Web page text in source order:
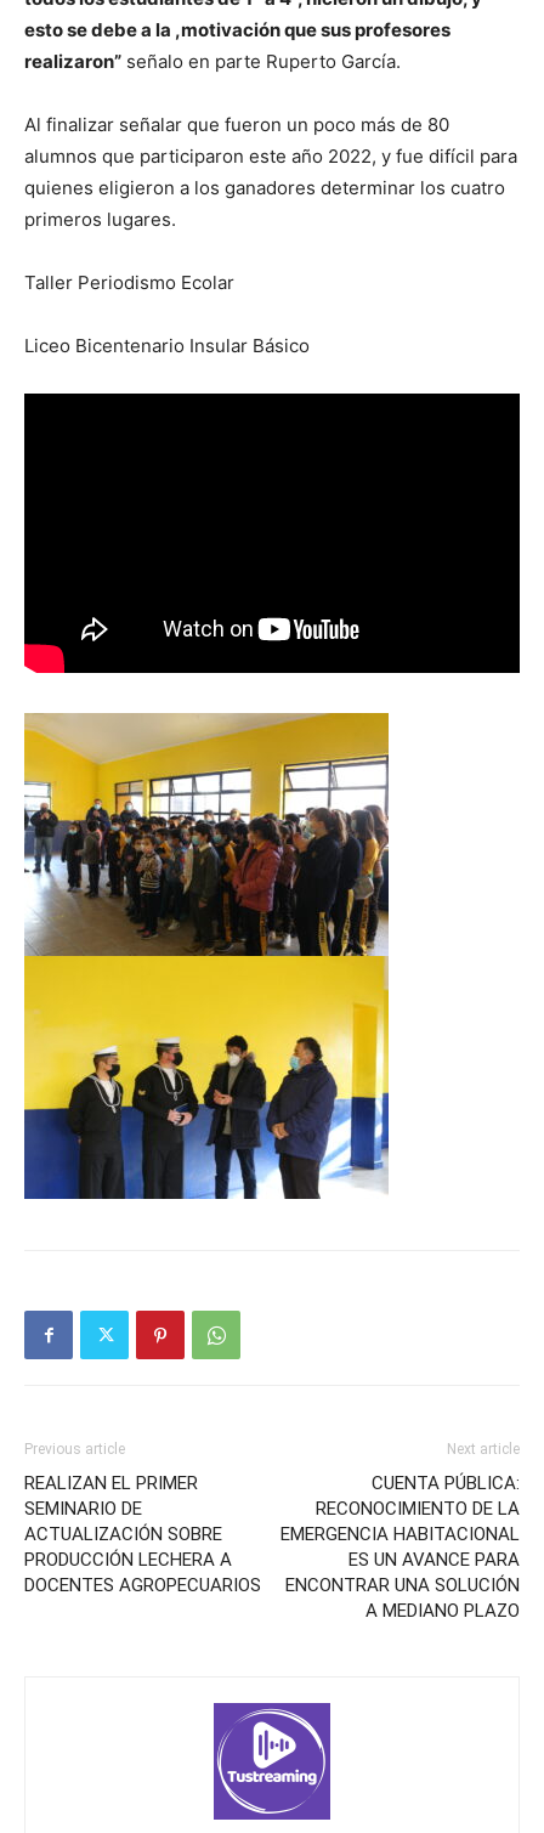
esto se debe a la ,motivación que sus profesores
realizaron” señalo en parte Ruperto García.
Al finalizar señalar que fueron un poco más de 80
alumnos que participaron este año 2022, y fue difícil para
quienes eligieron a los ganadores determinar los cuatro
primeros lugares.
Taller Periodismo Ecolar
Liceo Bicentenario Insular Básico
Previous article
REALIZAN EL PRIMER
SEMINARIO DE
ACTUALIZACIÓN SOBRE
PRODUCCIÓN LECHERA A
DOCENTES AGROPECUARIOS
Next article
CUENTA PÚBLICA:
RECONOCIMIENTO DE LA
EMERGENCIA HABITACIONAL
ES UN AVANCE PARA
ENCONTRAR UNA SOLUCIÓN
A MEDIANO PLAZO